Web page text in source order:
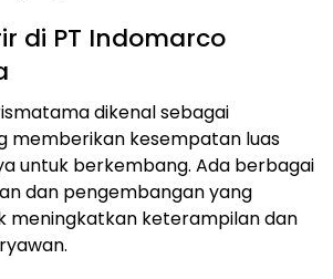
di PT Indomarco
dikenal sebagai
memberikan kesempatan luas
untuk berkembang. Ada berbagai
dan pengembangan yang
meningkatkan keterampilan dan